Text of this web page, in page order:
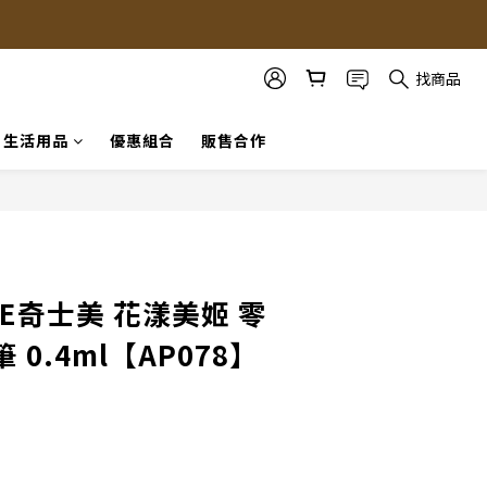
找商品
生活用品 優惠組合 販售合作
奇士美 花漾美姬 零
0.4ml【AP078】